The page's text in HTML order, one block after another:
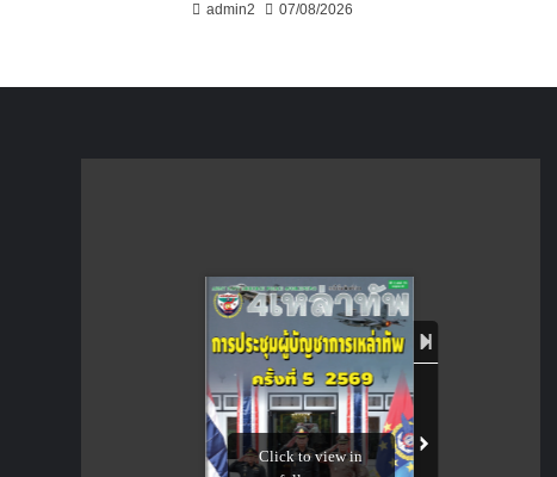
admin2 07/08/2026